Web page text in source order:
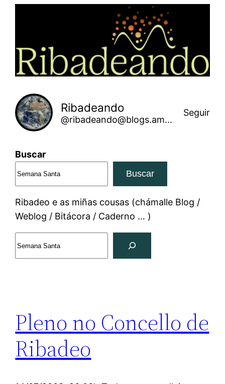
Ribadeando
@ribadeando@blogs.amarinha.gal
Seguir
Buscar
Buscar
Ribadeo e as miñas cousas (chámalle Blog /
Weblog / Bitácora / Caderno … )
Pleno no Concello de
Ribadeo